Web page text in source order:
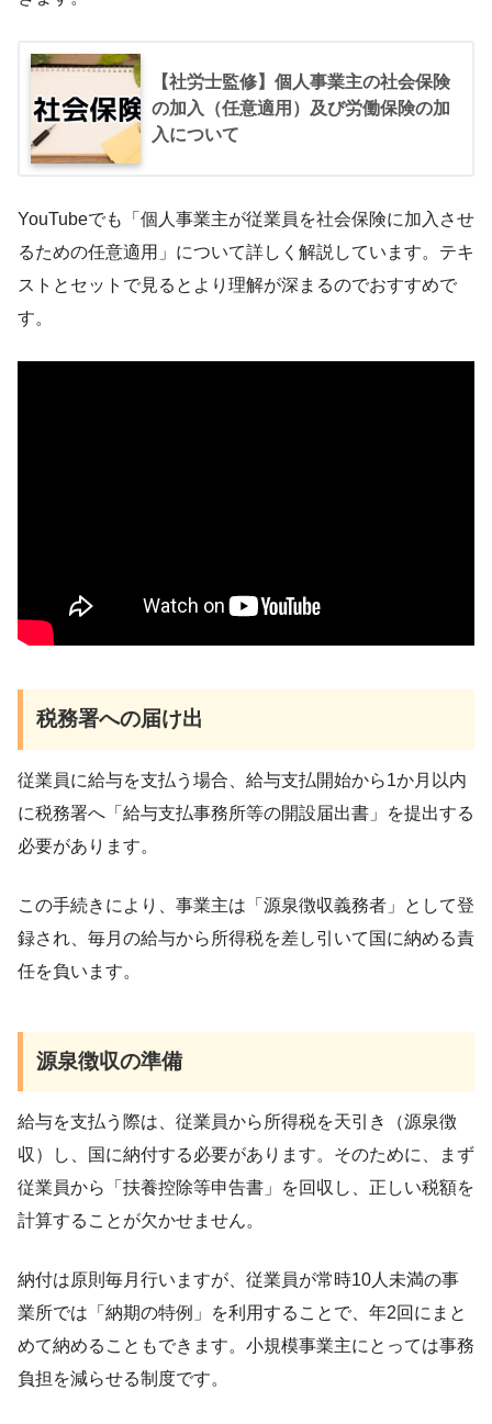
【社労士監修】個人事業主の社会保険
の加入（任意適用）及び労働保険の加
入について
YouTubeでも「個人事業主が従業員を社会保険に加入させ
るための任意適用」について詳しく解説しています。テキ
ストとセットで見るとより理解が深まるのでおすすめで
す。
税務署への届け出
従業員に給与を支払う場合、給与支払開始から1か月以内
に税務署へ「給与支払事務所等の開設届出書」を提出する
必要があります。
この手続きにより、事業主は「源泉徴収義務者」として登
録され、毎月の給与から所得税を差し引いて国に納める責
任を負います。
源泉徴収の準備
給与を支払う際は、従業員から所得税を天引き（源泉徴
収）し、国に納付する必要があります。そのために、まず
従業員から「扶養控除等申告書」を回収し、正しい税額を
計算することが欠かせません。
納付は原則毎月行いますが、従業員が常時10人未満の事
業所では「納期の特例」を利用することで、年2回にまと
めて納めることもできます。小規模事業主にとっては事務
負担を減らせる制度です。